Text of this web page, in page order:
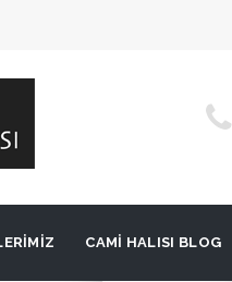
CAMI HALISI BLOG